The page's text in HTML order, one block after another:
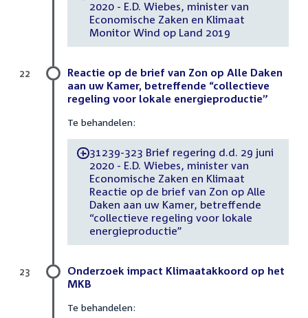
2020 - E.D. Wiebes, minister van
Economische Zaken en Klimaat
Monitor Wind op Land 2019
Reactie op de brief van Zon op Alle Daken
aan uw Kamer, betreffende “collectieve
regeling voor lokale energieproductie”
Te behandelen:
-31239-323 Brief regering d.d. 29 juni
2020 - E.D. Wiebes, minister van
Economische Zaken en Klimaat
Reactie op de brief van Zon op Alle
Daken aan uw Kamer, betreffende
“collectieve regeling voor lokale
energieproductie”
22
Onderzoek impact Klimaatakkoord op het
MKB
Te behandelen:
23